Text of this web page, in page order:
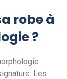
robe à
?
Les